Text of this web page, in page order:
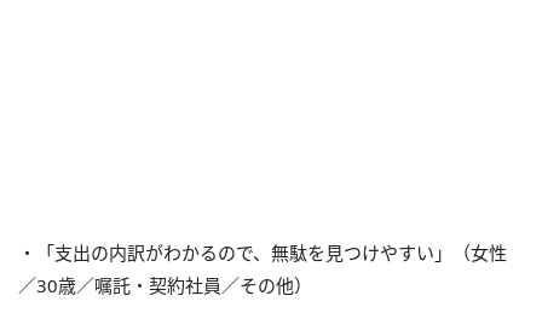
・「支出の内訳がわかるので、無駄を見つけやすい」（女性
／30歳／嘱託・契約社員／その他）